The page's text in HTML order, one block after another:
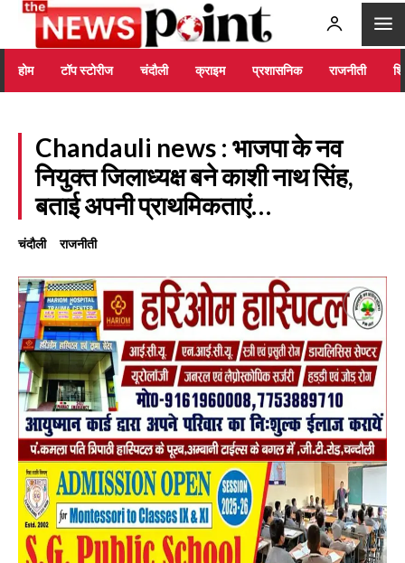
होम टॉप स्टोरीज चंदौली क्राइम प्रशासनिक राजनीती
Chandauli news : भाजपा के नव
नियुक्त जिलाध्यक्ष बने काशी नाथ सिंह,
बताई अपनी प्राथमिकताएं…
चंदौली राजनीती